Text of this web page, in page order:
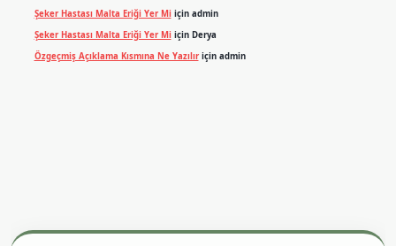
Şeker Hastası Malta Eriği Yer Miiçin admin
Şeker Hastası Malta Eriği Yer Miiçin Derya
Özgeçmiş Açıklama Kısmına Ne Yazılıriçin admin